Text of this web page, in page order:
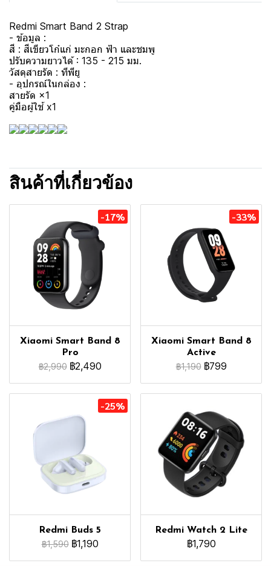
Redmi Smart Band 2 Strap
- ข้อมูล :
สี : สีเขียวโก๋แก่ มะกอก ฟ้า และชมพู
ปรับความยาวได้ : 135 - 215 มม.
วัสดุสายรัด : ทีพียู
- อุปกรณ์ในกล่อง :
สายรัด ×1
คู่มือผู้ใช้ x1
สินค้าที่เกี่ยวข้อง
-17%
Xiaomi Smart Band 8
Pro
฿2,990 ฿2,490
-33%
Xiaomi Smart Band 8
Active
฿1,190 ฿799
-25%
Redmi Buds 5
฿1,590 ฿1,190
Redmi Watch 2 Lite
฿1,790